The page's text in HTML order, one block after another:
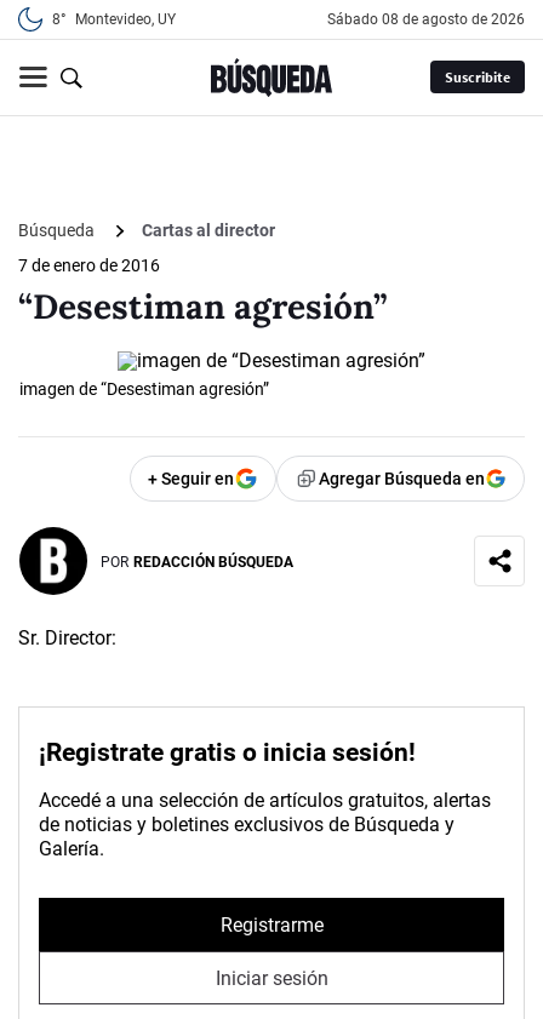
8° Montevideo, UY sábado 08 de agosto de 2026
Suscribite
Búsqueda
Cartas al director
7 de enero de 2016
“Desestiman agresión”
imagen de “Desestiman agresión”
+ Seguir en Agregar Búsqueda en
POR REDACCIÓN BÚSQUEDA
Sr. Director:
¡Registrate gratis o inicia sesión!
Accedé a una selección de artículos gratuitos, alertas
de noticias y boletines exclusivos de Búsqueda y
Galería.
Registrarme
Iniciar sesión